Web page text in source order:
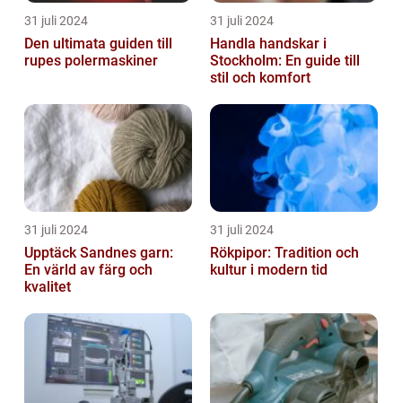
31 juli 2024
Den ultimata guiden till
rupes polermaskiner
31 juli 2024
Handla handskar i
Stockholm: En guide till
stil och komfort
31 juli 2024
Upptäck Sandnes garn:
En värld av färg och
kvalitet
31 juli 2024
Rökpipor: Tradition och
kultur i modern tid